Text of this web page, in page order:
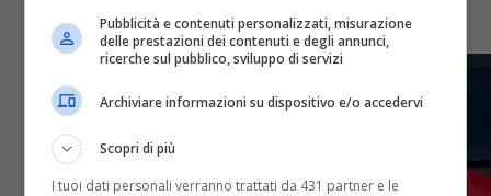
E' successo a Cavaglià
Pubblicità e contenuti personalizzati, misurazione
delle prestazioni dei contenuti e degli annunci,
ricerche sul pubblico, sviluppo di servizi
Archiviare informazioni su dispositivo e/o accedervi
Scopri di più
I tuoi dati personali verranno trattati da 431 partner e le